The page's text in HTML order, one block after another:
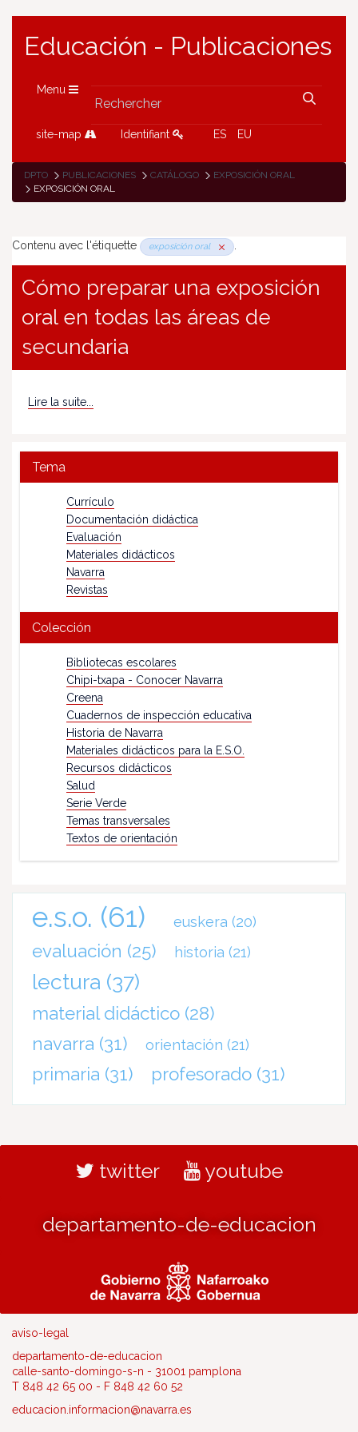
Educación - Publicaciones
Menu
site-map Identifiant ES EU
DPTO PUBLICACIONES CATÁLOGO
EXPOSICIÓN ORAL
EXPOSICIÓN ORAL
Contenu avec l'étiquette exposición oral .
Cómo preparar una exposición
oral en todas las áreas de
secundaria
Lire la suite...
Tema
Currículo
Documentación didáctica
Evaluación
Materiales didácticos
Navarra
Revistas
Colección
Bibliotecas escolares
Chipi-txapa - Conocer Navarra
Creena
Cuadernos de inspección educativa
Historia de Navarra
Materiales didácticos para la E.S.O.
Recursos didácticos
Salud
Serie Verde
Temas transversales
Textos de orientación
e.s.o. (61) euskera (20)
evaluación (25) historia (21)
lectura (37)
material didáctico (28)
navarra (31) orientación (21)
primaria (31) profesorado (31)
twitter youtube
departamento-de-educacion
aviso-legal
departamento-de-educacion
calle-santo-domingo-s-n - 31001 pamplona
T 848 42 65 00 - F 848 42 60 52
educacion.informacion@navarra.es